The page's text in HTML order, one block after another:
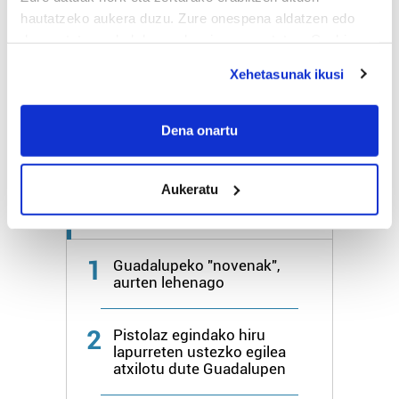
hautatzeko aukera duzu. Zure onespena aldatzen edo
If you allow, we would also like to:
Collect information about your geographical
meters
Identify your device by actively scanning it for
specific characteristics (fingerprinting)
Find out more about how your personal data is processed
and set your preferences in thedetails section
teknologia erabiliz, cookieak adibidez, iragarki eta eduki
pertsonalizatuak eskaintzeko, iragarkiak eta edukia
Xehetasunak ikusi
Dena onartu
Aukeratu
Azken 7 egunetako irakurrienak
1
Guadalupeko "novenak",
aurten lehenago
2
Pistolaz egindako hiru
lapurreten ustezko egilea
atxilotu dute Guadalupen